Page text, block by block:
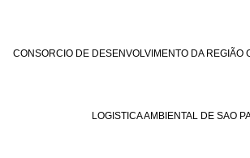
CONSORCIO DE DESENVOLVIMENTO DA REGIÃO
LOGISTICA AMBIENTAL DE SAO